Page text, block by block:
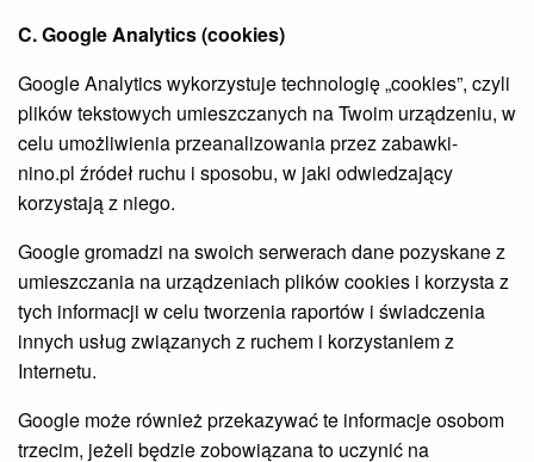
C. Google Analytics (cookies)
Google Analytics wykorzystuje technologię „cookies”, czyli
plików tekstowych umieszczanych na Twoim urządzeniu, w
celu umożliwienia przeanalizowania przez zabawki-
nino.pl źródeł ruchu i sposobu, w jaki odwiedzający
korzystają z niego.
Google gromadzi na swoich serwerach dane pozyskane z
umieszczania na urządzeniach plików cookies i korzysta z
tych informacji w celu tworzenia raportów i świadczenia
innych usług związanych z ruchem i korzystaniem z
Internetu.
Google może również przekazywać te informacje osobom
trzecim, jeżeli będzie zobowiązana to uczynić na